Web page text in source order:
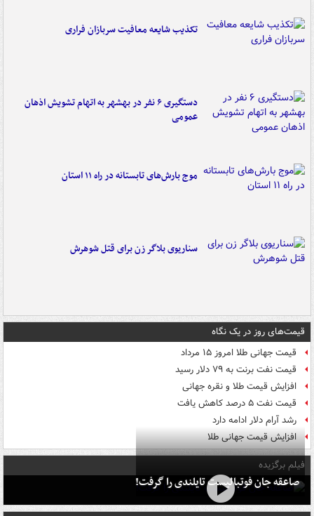
تکذیب شایعه معافیت سربازان فراری
دستگیری ۶ نفر در بهشهر به اتهام تشویش اذهان
عمومی
موج بارش‌های تابستانه در راه ۱۱ استان
سناریوی بلاگر زن برای قتل شوهرش
قیمت‌های روز در یک نگاه
قیمت جهانی طلا امروز ۱۵ مرداد
قیمت نفت برنت به ۷۹ دلار رسید
افزایش قیمت طلا و نقره جهانی
قیمت نفت ۵ درصد کاهش یافت
رشد آرام دلار ادامه دارد
افزایش قیمت جهانی طلا
فیلم برگزیده
صاعقه جان فوتبالیست تایلندی را گرفت!